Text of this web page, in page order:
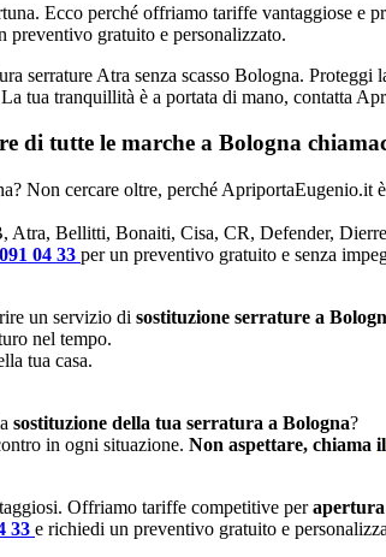
Ecco perché offriamo tariffe vantaggiose e
preventivo gratuito e personalizzato.
serrature Atra senza scasso Bologna.
tua tranquillità è a portata di mano, contatta
di tutte le marche a Bologna
Non cercare oltre, perché ApriportaEugenio.it
Atra, Bellitti, Bonaiti, Cisa, CR, Defender,
04 33 per un preventivo gratuito e senza
un servizio di sostituzione serrature a
nel tempo.
tua casa.
sostituzione della tua serratura a Bologna?
in ogni situazione. Non aspettare, chiama il
Offriamo tariffe competitive perapertura
33 e richiedi un preventivo gratuito e